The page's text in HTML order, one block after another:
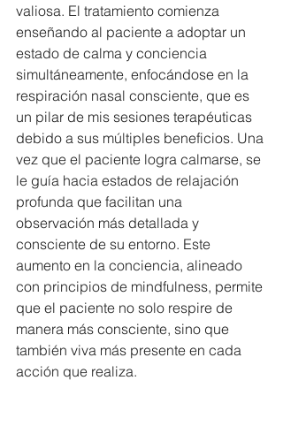
valiosa. El tratamiento comienza
enseñando al paciente a adoptar un
estado de calma y conciencia
simultáneamente, enfocándose en la
respiración nasal consciente, que es
un pilar de mis sesiones terapéuticas
debido a sus múltiples beneficios. Una
vez que el paciente logra calmarse, se
le guía hacia estados de relajación
profunda que facilitan una
observación más detallada y
consciente de su entorno. Este
aumento en la conciencia, alineado
con principios de mindfulness, permite
que el paciente no solo respire de
manera más consciente, sino que
también viva más presente en cada
acción que realiza.